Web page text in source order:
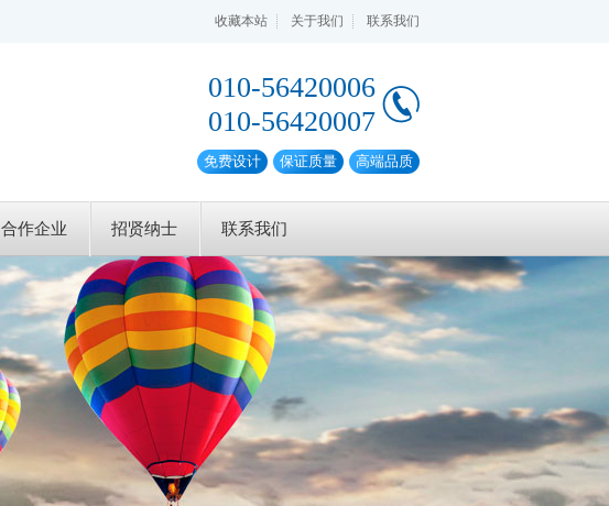
收藏本站 关于我们 联系我们
010-56420006
010-56420007
免费设计 保证质量 高端品质
合作企业 招贤纳士 联系我们